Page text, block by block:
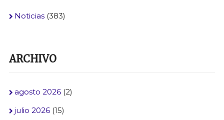
Noticias(383)
ARCHIVO
agosto 2026(2)
julio 2026(15)